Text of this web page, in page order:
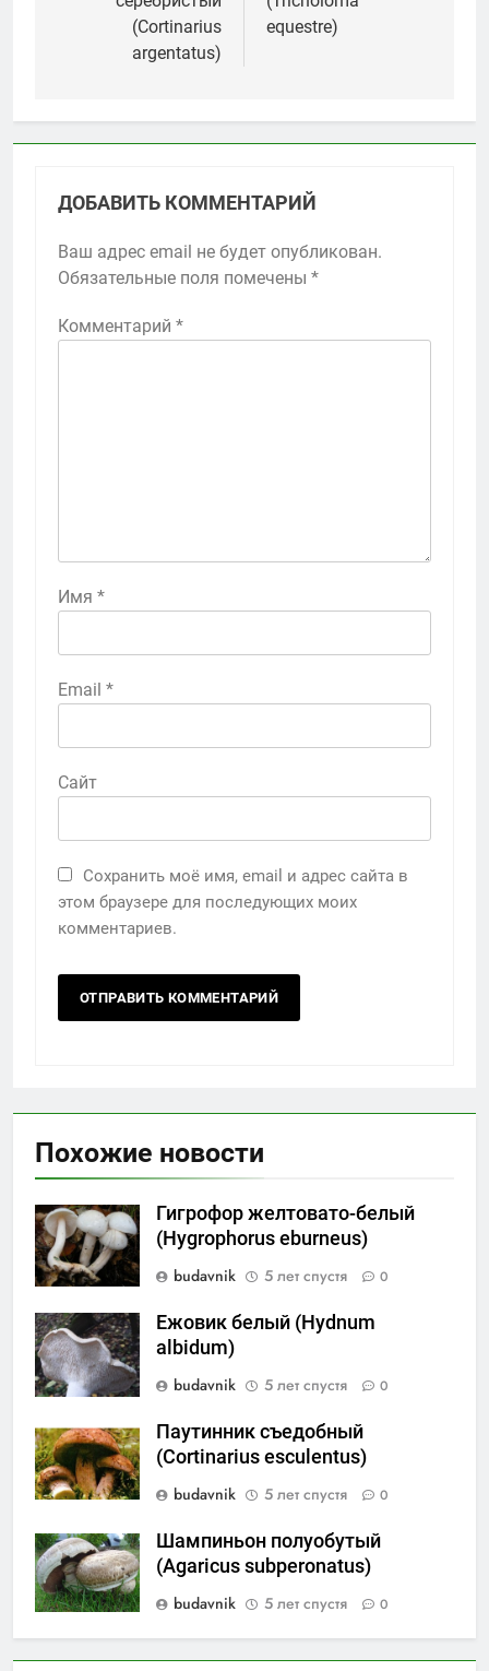
записям(Cortinarius
argentatus)
equestre)
ДОБАВИТЬ КОММЕНТАРИЙ
Ваш адрес email не будет опубликован.
Обязательные поля помечены *
Комментарий *
Имя *
Email *
Сайт
Сохранить моё имя, email и адрес сайта в
этом браузере для последующих моих
комментариев.
Похожие новости
Гигрофор желтовато-белый
(Hygrophorus eburneus)
budavnik
5 лет спустя 0
Ежовик белый (Hydnum
albidum)
budavnik
5 лет спустя 0
Паутинник съедобный
(Cortinarius esculentus)
budavnik
5 лет спустя 0
Шампиньон полуобутый
(Agaricus subperonatus)
budavnik
5 лет спустя 0